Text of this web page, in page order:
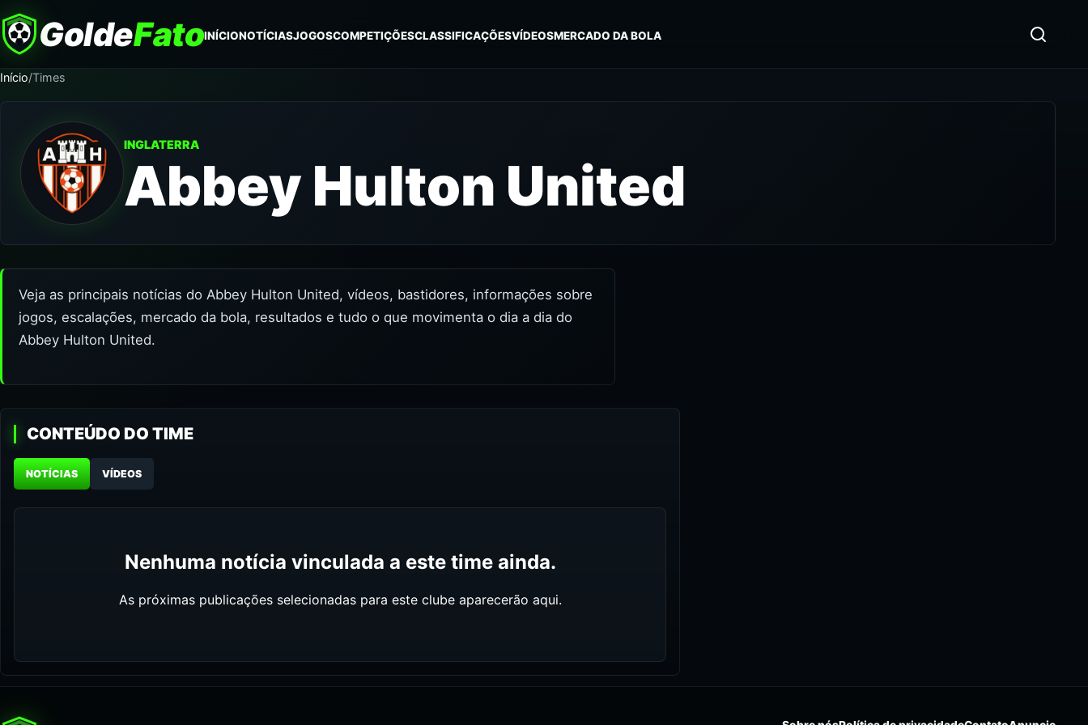
GoldeFatoINÍCIONOTÍCIASJOGOSCOMPETIÇÕESCLASSIFICAÇÕESVÍDEOSMERCADO DA BOLA
Início/Times
INGLATERRA
Abbey Hulton United
Veja as principais notícias do Abbey Hulton United, vídeos, bastidores, informações sobre
jogos, escalações, mercado da bola, resultados e tudo o que movimenta o dia a dia do
Abbey Hulton United.
CONTEÚDO DO TIME
NOTÍCIAS VÍDEOS
Nenhuma notícia vinculada a este time ainda.
As próximas publicações selecionadas para este clube aparecerão aqui.